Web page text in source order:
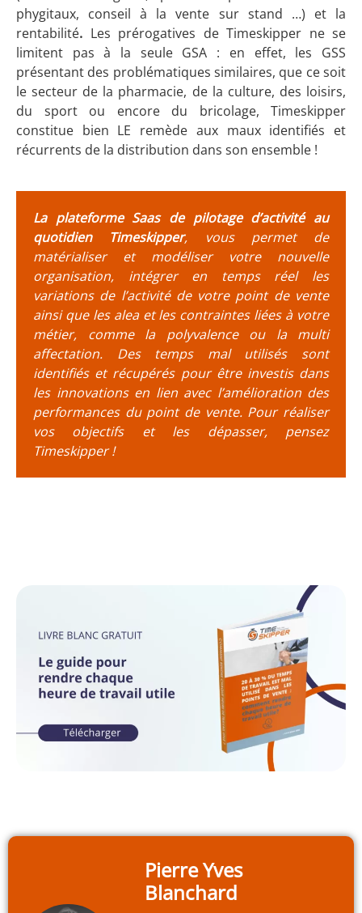
phygitaux, conseil à la vente sur stand …) et la
rentabilité. Les prérogatives de Timeskipper ne se
limitent pas à la seule GSA : en effet, les GSS
présentant des problématiques similaires, que ce soit
le secteur de la pharmacie, de la culture, des loisirs,
du sport ou encore du bricolage, Timeskipper
constitue bien LE remède aux maux identifiés et
récurrents de la distribution dans son ensemble !
La plateforme Saas de pilotage d’activité au
quotidien Timeskipper, vous permet de
matérialiser et modéliser votre nouvelle
organisation, intégrer en temps réel les
variations de l’activité de votre point de vente
ainsi que les alea et les contraintes liées à votre
métier, comme la polyvalence ou la multi
affectation. Des temps mal utilisés sont
identifiés et récupérés pour être investis dans
les innovations en lien avec l’amélioration des
performances du point de vente. Pour réaliser
vos objectifs et les dépasser, pensez
Timeskipper !
Pierre Yves
Blanchard